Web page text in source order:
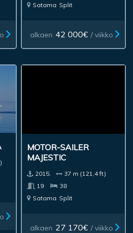
Satama Split
alkaen 42 000€ / viikko
MOTOR-SAILER
MAJESTIC
2015.
37 m (121,4 ft)
19
38
Satama Split
alkaen 27 170€ / viikko